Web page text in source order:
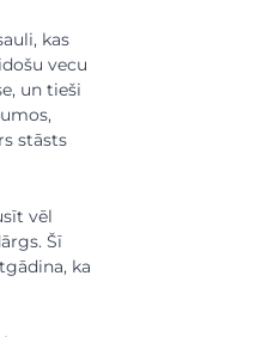
kas
vecu
un tieši
stāsts
vēl
Šī
ka